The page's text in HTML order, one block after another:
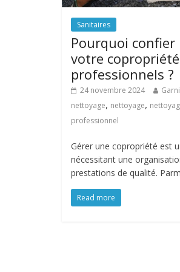
Sanitaires
Pourquoi
votre
professionnels ?
24 novembre 2024
nettoyage, nettoyage,
professionnel
Gérer une copropriété est
nécessitant une
prestations de qualité.
Read more